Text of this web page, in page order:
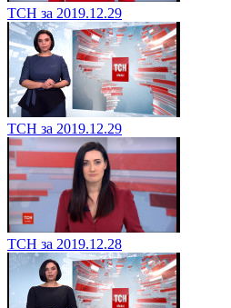
ТСН за 2019.12.29
ТСН за 2019.12.29
ТСН за 2019.12.28